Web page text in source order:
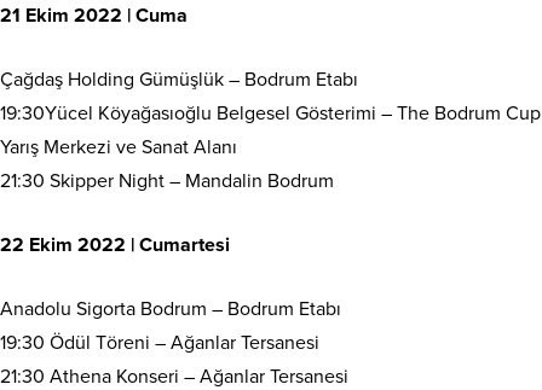
21 Ekim 2022 | Cuma
Çağdaş Holding Gümüşlük – Bodrum Etabı
19:30Yücel Köyağasıoğlu Belgesel Gösterimi – The Bodrum Cup
Yarış Merkezi ve Sanat Alanı
21:30 Skipper Night – Mandalin Bodrum
22 Ekim 2022 | Cumartesi
Anadolu Sigorta Bodrum – Bodrum Etabı
19:30 Ödül Töreni – Ağanlar Tersanesi
21:30 Athena Konseri – Ağanlar Tersanesi